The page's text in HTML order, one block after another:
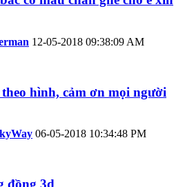
12-05-2018 09:38:09 AM
hình, cảm ơn mọi người
06-05-2018 10:34:48 PM
đồng 3d